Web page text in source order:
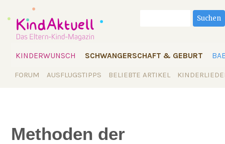
überspringen
KINDERWUNSCH SCHWANGERSCHAFT & GEBURT
Navigation
FORUM AUSFLUGSTIPPS BELIEBTE ARTIKEL
Suchen
Methoden der